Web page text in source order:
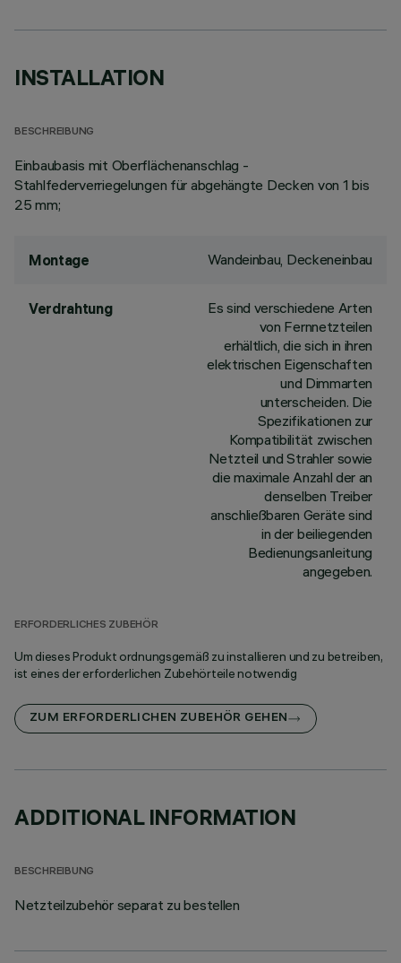
INSTALLATION
BESCHREIBUNG
Einbaubasis mit Oberflächenanschlag -
Stahlfederverriegelungen für abgehängte Decken von 1 bis
25 mm;
Montage Wandeinbau, Deckeneinbau
Verdrahtung
Es sind verschiedene Arten
von Fernnetzteilen
erhältlich, die sich in ihren
elektrischen Eigenschaften
und Dimmarten
unterscheiden. Die
Spezifikationen zur
Kompatibilität zwischen
Netzteil und Strahler sowie
die maximale Anzahl der an
denselben Treiber
anschließbaren Geräte sind
in der beiliegenden
Bedienungsanleitung
angegeben.
ERFORDERLICHES ZUBEHÖR
Um dieses Produkt ordnungsgemäß zu installieren und zu betreiben,
ist eines der erforderlichen Zubehörteile notwendig
ZUM ERFORDERLICHEN ZUBEHÖR GEHEN
ADDITIONAL INFORMATION
BESCHREIBUNG
Netzteilzubehör separat zu bestellen